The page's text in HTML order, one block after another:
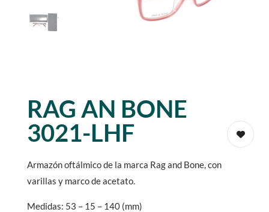
RAG AN BONE
3021-LHF
Armazón oftálmico de la marca Rag and Bone, con
varillas y marco de acetato.
Medidas: 53 – 15 – 140 (mm)